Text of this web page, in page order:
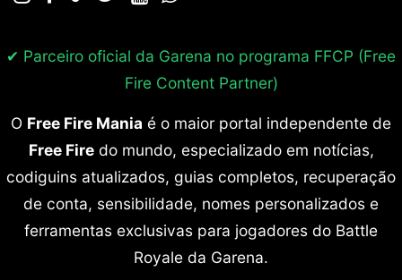
✔ Parceiro oficial da Garena no programa FFCP (Free
Fire Content Partner)
O Free Fire Mania é o maior portal independente de
Free Firedo mundo, especializado em notícias,
codiguins atualizados, guias completos, recuperação
de conta, sensibilidade, nomes personalizados e
ferramentas exclusivas para jogadores do Battle
Royale da Garena.